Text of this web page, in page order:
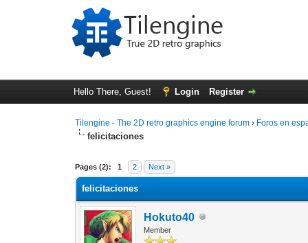
Hello There, Guest! Login Register
Tilengine - The 2D retro graphics engine forum › Foros en
felicitaciones
Pages (2): 1 2 Next »
0 Vote(s) - 0 Average
1
2
3
4
5
felicitaciones
Hokuto40
Member